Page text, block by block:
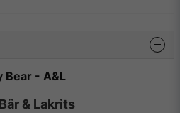
Bear - A&L
& Lakrits